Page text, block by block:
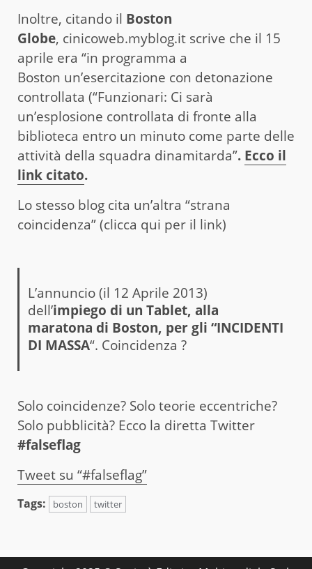
Inoltre, citando il Boston
Globe, cinicoweb.myblog.it scrive che il 15
aprile era “in programma a
Boston un’esercitazione con detonazione
controllata (“Funzionari: Ci sarà
un’esplosione controllata di fronte alla
biblioteca entro un minuto come parte delle
attività della squadra dinamitarda”. Ecco il
link citato.
Lo stesso blog cita un’altra “strana
coincidenza” (clicca qui per il link)
L’annuncio (il 12 Aprile 2013)
dell’impiego di un Tablet, alla
maratona di Boston, per gli “INCIDENTI
DI MASSA“. Coincidenza ?
Solo coincidenze? Solo teorie eccentriche?
Solo pubblicità? Ecco la diretta Twitter
#falseflag
Tweet su “#falseflag”
Tags: boston twitter